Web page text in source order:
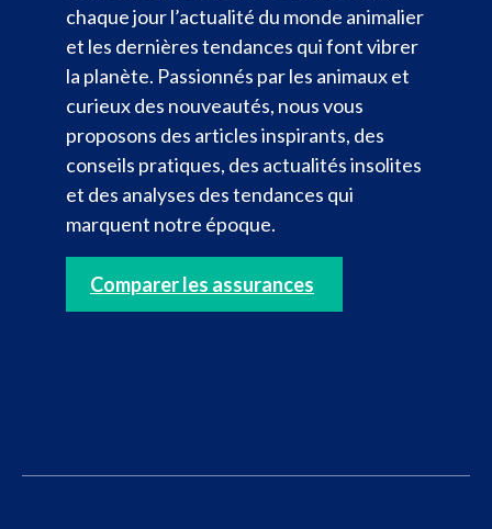
chaque jour l’actualité du monde animalier
et les dernières tendances qui font vibrer
la planète. Passionnés par les animaux et
curieux des nouveautés, nous vous
proposons des articles inspirants, des
conseils pratiques, des actualités insolites
et des analyses des tendances qui
marquent notre époque.
Comparer les assurances